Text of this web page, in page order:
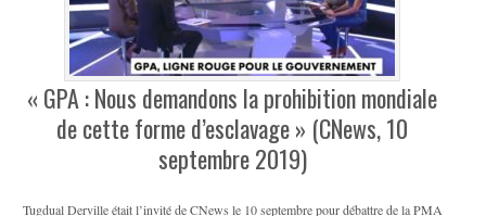
« GPA : Nous demandons la prohibition mondiale
de cette forme d’esclavage » (CNews, 10
septembre 2019)
Tugdual Derville était l’invité de CNews le 10 septembre pour débattre de la PMA